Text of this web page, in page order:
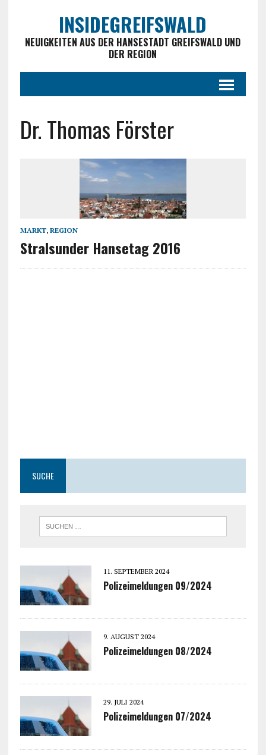
INSIDEGREIFSWALD
NEUIGKEITEN AUS DER HANSESTADT GREIFSWALD UND
DER REGION
Dr. Thomas Förster
MARKT, REGION
Stralsunder Hansetag 2016
SUCHE
11. SEPTEMBER 2024
Polizeimeldungen 09/2024
9. AUGUST 2024
Polizeimeldungen 08/2024
29. JULI 2024
Polizeimeldungen 07/2024